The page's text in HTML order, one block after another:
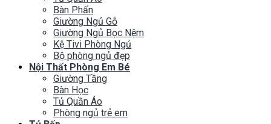
Bàn Phấn
Giường Ngủ Gỗ
Giường Ngủ Bọc Nệm
Kệ Tivi Phòng Ngủ
Bộ phòng ngủ đẹp
Nội Thất Phòng Em Bé
Giường Tầng
Bàn Học
Tủ Quần Áo
Phòng ngủ trẻ em